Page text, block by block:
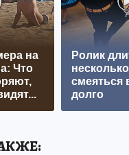
на
Что
Ролик
смеяться
долго